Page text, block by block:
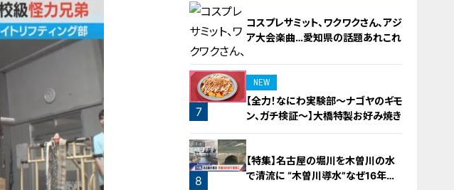
6
コスプレサミット、ワクワクさん、アジ
ア大会楽曲…愛知県の話題あれこれ
7
NEW
【全力！なにわ実験部～ナゴヤのギモ
ン、ガチ検証～】大橋特製お好み焼き
8
【特集】名古屋の堀川を木曽川の水
で清流に “木曽川導水”なぜ16年ぶ